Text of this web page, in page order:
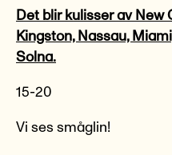
Det blir kulisser av New
Kingston, Nassau,
Solna.
15-20
Vi ses småglin!